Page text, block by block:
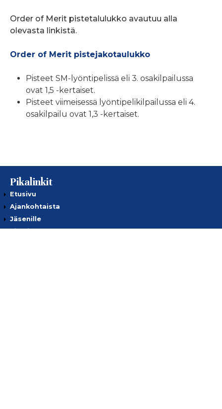
Order of Merit pistetalulukko avautuu alla
olevasta linkistä.
Order of Merit pistejakotaulukko
Pisteet SM-lyöntipelissä eli 3. osakilpailussa
ovat 1,5 -kertaiset.
Pisteet viimeisessä lyöntipelikilpailussa eli 4.
osakilpailu ovat 1,3 -kertaiset.
Pikalinkit
Etusivu
Ajankohtaista
Jäsenille